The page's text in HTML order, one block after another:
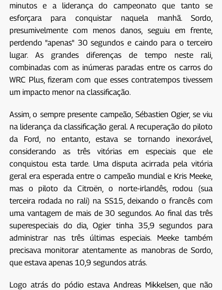
minutos e a liderança do campeonato que tanto se
esforçara para conquistar naquela manhã. Sordo,
presumivelmente com menos danos, seguiu em frente,
perdendo "apenas" 30 segundos e caindo para o terceiro
lugar. As grandes diferenças de tempo neste rali,
combinadas com as inúmeras paradas entre os carros do
WRC Plus, fizeram com que esses contratempos tivessem
um impacto menor na classificação.
Assim, o sempre presente campeão, Sébastien Ogier, se viu
na liderança da classificação geral. A recuperação do piloto
da Ford, no entanto, estava se tornando inexorável,
considerando as três vitórias em especiais que ele
conquistou esta tarde. Uma disputa acirrada pela vitória
geral era esperada entre o campeão mundial e Kris Meeke,
mas o piloto da Citroën, o norte-irlandês, rodou (sua
terceira rodada no rali) na SS15, deixando o francês com
uma vantagem de mais de 30 segundos. Ao final das três
superespeciais do dia, Ogier tinha 35,9 segundos para
administrar nas três últimas especiais. Meeke também
precisava monitorar atentamente as manobras de Sordo,
que estava apenas 10,9 segundos atrás.
Logo atrás do pódio estava Andreas Mikkelsen, que não